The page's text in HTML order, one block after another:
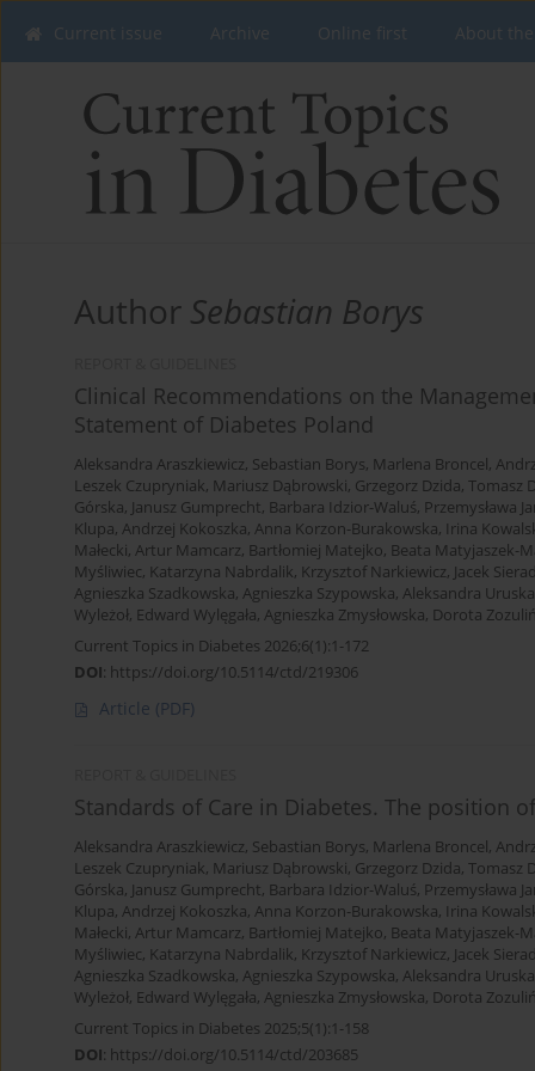
Current issue Archive Online first About the
Author Sebastian Borys
Clinical Recommendations on the
Statement of Diabetes Poland
Aleksandra Araszkiewicz, Sebastian Borys, Marlena Broncel,
Leszek Czupryniak, Mariusz Dąbrowski, Grzegorz Dzida, Tomasz
Górska, Janusz Gumprecht, Barbara Idzior-Waluś, Przemysława
Klupa, Andrzej Kokoszka, Anna Korzon-Burakowska, Irina
Małecki, Artur Mamcarz, Bartłomiej Matejko, Beata Matyjaszek-
Myśliwiec, Katarzyna Nabrdalik, Krzysztof Narkiewicz, Jacek
Agnieszka Szadkowska, Agnieszka Szypowska, Aleksandra Uruska
Wyleżoł, Edward Wylęgała, Agnieszka Zmysłowska, Dorota
Current Topics in Diabetes 2026;6(1):1-172
DOI: https://doi.org/10.5114/ctd/219306
Article (PDF)
Standards of Care in Diabetes. The position
Aleksandra Araszkiewicz, Sebastian Borys, Marlena Broncel,
Leszek Czupryniak, Mariusz Dąbrowski, Grzegorz Dzida, Tomasz
Górska, Janusz Gumprecht, Barbara Idzior-Waluś, Przemysława
Klupa, Andrzej Kokoszka, Anna Korzon-Burakowska, Irina
Małecki, Artur Mamcarz, Bartłomiej Matejko, Beata Matyjaszek-
Myśliwiec, Katarzyna Nabrdalik, Krzysztof Narkiewicz, Jacek
Agnieszka Szadkowska, Agnieszka Szypowska, Aleksandra Uruska
Wyleżoł, Edward Wylęgała, Agnieszka Zmysłowska, Dorota
Current Topics in Diabetes 2025;5(1):1-158
DOI: https://doi.org/10.5114/ctd/203685